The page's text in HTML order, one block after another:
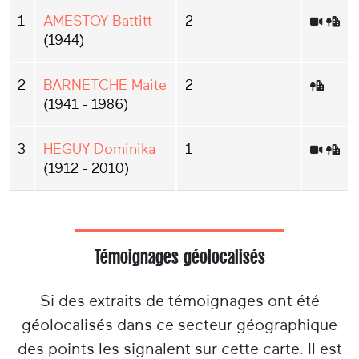
1
AMESTOY Battitt
(1944)
2
2
BARNETCHE Maite
(1941 - 1986)
2
3
HEGUY Dominika
(1912 - 2010)
1
Témoignages géolocalisés
Si des extraits de témoignages ont été
géolocalisés dans ce secteur géographique
des points les signalent sur cette carte. Il est